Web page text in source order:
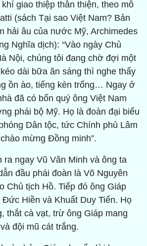
giao thiệp thân thiện, theo mô
(sách Tại sao Việt Nam? Bản
hải âu của nước Mỹ, Archimedes
Nghĩa dịch): “Vào ngày Chủ
Nội, chúng tôi đang chờ đợi một
dài bữa ăn sáng thì nghe thấy
ồn ào, tiếng kèn trống… Ngay ở
đã có bốn quý ông Việt Nam
phái bộ Mỹ. Họ là đoàn đại biểu
Dân tộc, tức Chính phủ Lâm
mừng Đồng minh”.
ra ngay Vũ Văn Minh và ông ta
đầu phái đoàn là Võ Nguyên
Chủ tịch Hồ. Tiếp đó ông Giáp
Hiền và Khuất Duy Tiến. Họ
thắt cà vạt, trừ ông Giáp mang
đội mũ cát trắng.